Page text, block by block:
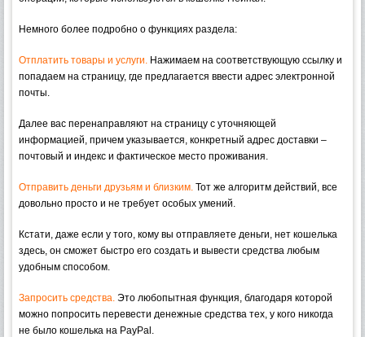
Немного более подробно о функциях раздела:
Отплатить товары и услуги. Нажимаем на соответствующую ссылку и
попадаем на страницу, где предлагается ввести адрес электронной
почты.
Далее вас перенаправляют на страницу с уточняющей
информацией, причем указывается, конкретный адрес доставки –
почтовый и индекс и фактическое место проживания.
Отправить деньги друзьям и близким. Тот же алгоритм действий, все
довольно просто и не требует особых умений.
Кстати, даже если у того, кому вы отправляете деньги, нет кошелька
здесь, он сможет быстро его создать и вывести средства любым
удобным способом.
Запросить средства. Это любопытная функция, благодаря которой
можно попросить перевести денежные средства тех, у кого никогда
не было кошелька на PayPal.